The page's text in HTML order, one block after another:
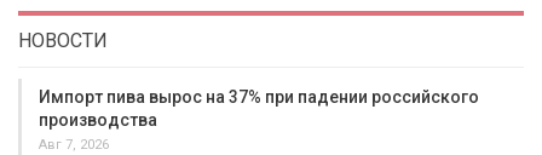
НОВОСТИ
Импорт пива вырос на 37% при падении российского
производства
Авг 7, 2026